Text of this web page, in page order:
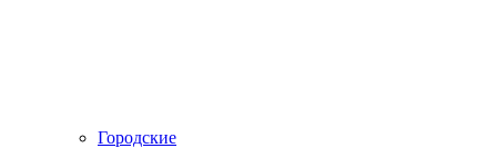
Городские